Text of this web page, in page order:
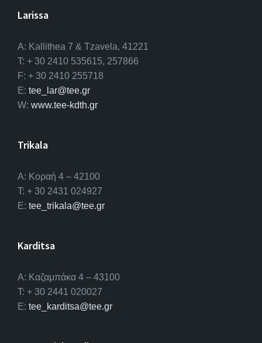
Larissa
A: Kallithea 7 & Tzavela, 41221
T: + 30 2410 535615, 257866
F: + 30 2410 255718
E: tee_lar@tee.gr
W: www.tee-kdth.gr
Trikala
Α: Κοραή 4 – 42100
T: + 30 2431 024927
E: tee_trikala@tee.gr
Karditsa
A: Καζαμπάκα 4 – 43100
T: + 30 2441 020027
E: tee_karditsa@tee.gr